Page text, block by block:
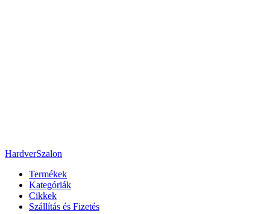
HardverSzalon
Termékek
Kategóriák
Cikkek
Szállítás és Fizetés